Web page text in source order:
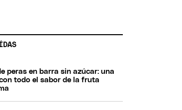
peras en barra sin azúcar: una
todo el sabor de la fruta